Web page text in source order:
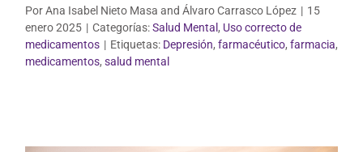
PorAna Isabel Nieto Masa and Álvaro Carrasco López | 15
enero 2025 | Categorías:Salud Mental , Uso correcto de
medicamentos | Etiquetas: Depresión, farmacéutico, farmacia,
medicamentos, salud mental